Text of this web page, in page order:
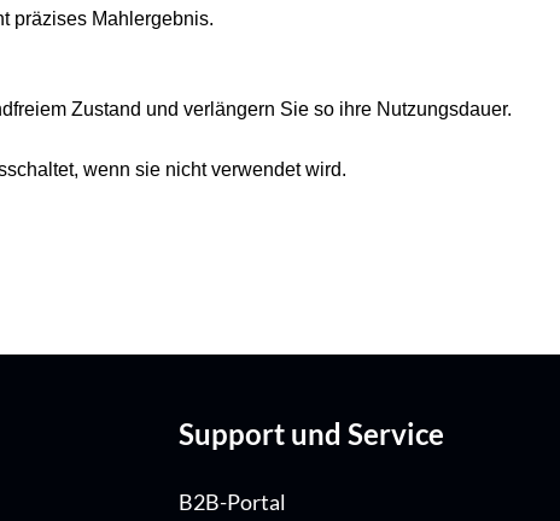
präzises Mahlergebnis.
Zustand und verlängern Sie so ihre Nutzungsdauer.
wenn sie nicht verwendet wird.
Support und Service
B2B-Portal